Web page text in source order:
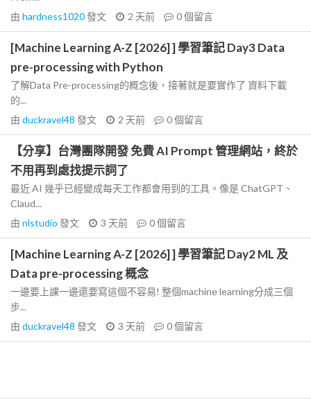
由 hardness1020發文 2 天前 0個留言
[Machine Learning A-Z [2026] ] 學習筆記 Day3 Data
pre-processing with Python
了解Data Pre-processing的概念後，接著就是要實作了 資料下載
的...
由 duckravel48 發文 2 天前 0個留言
【分享】台灣團隊開發 免費 AI Prompt 管理網站，終於
不用再到處找提示詞了
最近 AI 幾乎已經變成每天工作都會用到的工具。像是 ChatGPT、
Claud...
由 nlstudio 發文 3 天前 0個留言
[Machine Learning A-Z [2026] ] 學習筆記 Day2 ML 及
Data pre-processing 概念
一邊要上課一邊還要寫這個不容易! 整個machine learning分成三個
步...
由 duckravel48 發文 3 天前 0個留言